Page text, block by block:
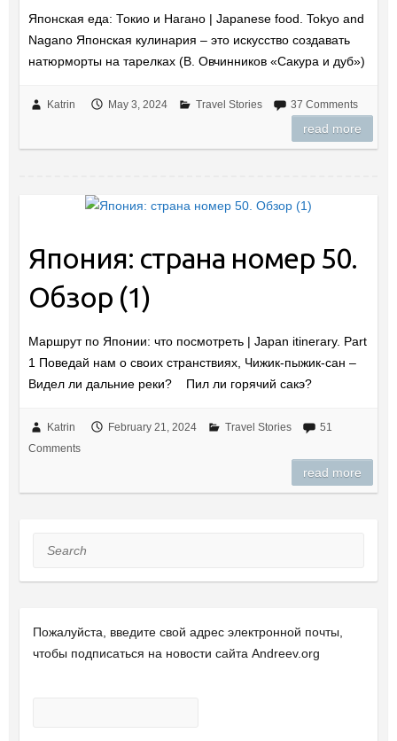
Японская еда: Токио и Нагано | Japanese food. Tokyo and
Nagano Японская кулинария – это искусство создавать
натюрморты на тарелках (В. Овчинников «Сакура и дуб»)
Katrin May 3, 2024 Travel Stories 37 Comments
read more
Япония: страна номер 50.
Обзор (1)
Маршрут по Японии: что посмотреть | Japan itinerary. Part
1 Поведай нам о своих странствиях, Чижик-пыжик-сан –
Видел ли дальние реки? Пил ли горячий сакэ?
Katrin February 21, 2024 Travel Stories
51
Comments
read more
Search
Пожалуйста, введите свой ​​адрес электронной почты,
чтобы подписаться на новости сайта Andreev.org